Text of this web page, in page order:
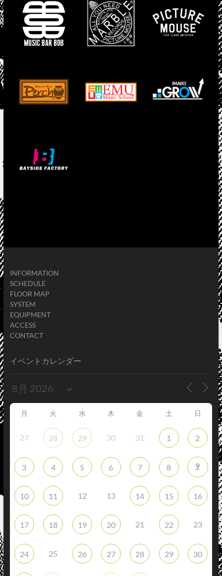
INFORMATION
SCHEDULE
FLOOR MAP
SYSTEM
EQUIPMENT
ACCESS
CONTACT
イベントカレンダー
月 火 水 木 金 土 日
27 28 29 30 31 1 2
3 4 5 6 7 8 9
10 11 12 13 14 15 16
17 18 19 20 21 22 23
24 25 26 27 28 29 30